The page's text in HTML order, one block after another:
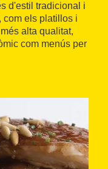
d'estil tradicional i
, com els platillos i
alta qualitat,
com menús per